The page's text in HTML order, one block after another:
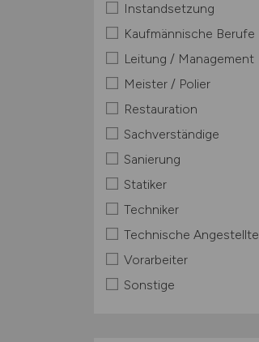
Instandsetzung
Kaufmännische Berufe
Leitung / Management
Meister / Polier
Restauration
Sachverständige
Sanierung
Statiker
Techniker
Technische Angestellte
Vorarbeiter
Sonstige